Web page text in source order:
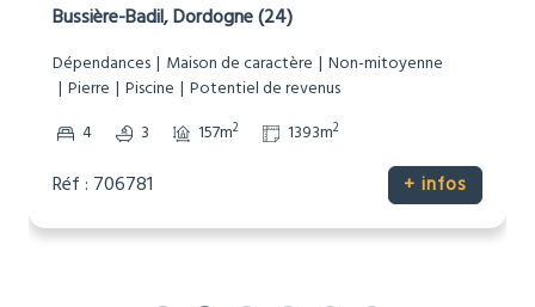
Bussière-Badil, Dordogne (24)
Dépendances Maison de caractère
Non-mitoyenne
Pierre
Piscine
Potentiel de revenus
4
3 157m2 1393m2
Réf : 706781 + infos